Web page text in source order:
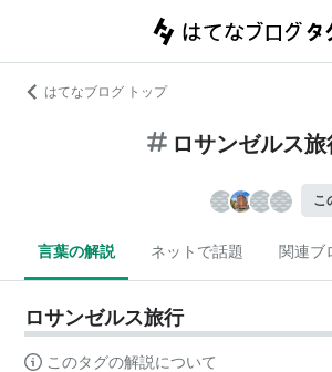
はてなブログ トップ
ロサンゼルス旅
こ
言葉の解説 ネットで話題 関連ブ
ロサンゼルス旅行
このタグの解説について